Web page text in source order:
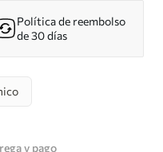
Política de reembolso
de 30 días
y pago